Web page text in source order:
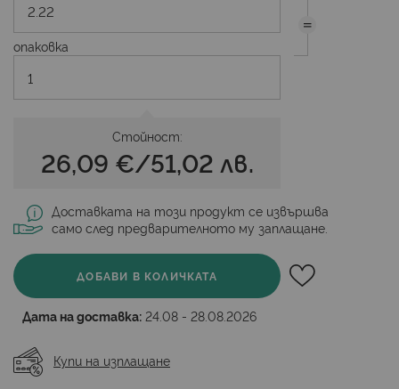
опаковка
Стойност:
26,09 €/51,02 лв.
Доставката на този продукт се извършва
само след предварителното му заплащане.
ДОБАВИ В КОЛИЧКАТА
Дата на доставка: 24.08 - 28.08.2026
Купи на изплащане